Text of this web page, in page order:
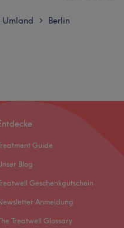
Umland > Berlin
Guide
Blog
Geschenkgutschein
Anmeldung
Treatwell Glossary